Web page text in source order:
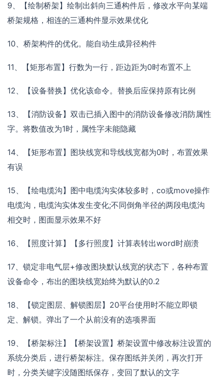
9、【绘制桥架】绘制出斜向三通构件后，修改水平向某端
桥架规格，相连的三通构件显示效果优化
10、桥架构件的优化。能自动生成异径构件
11、【矩形布置】行数为一行，距边距为0时布置不上
12、【设备替换】优化该命令。替换后应保持原有比例
13、【消防设备】双击已插入图中的消防设备修改消防属性
字。将数值改为1时，属性字未能隐藏
14、【矩形布置】图块线宽和导线线宽都为0时，布置效果
有误
15、【绘电缆沟】图中电缆沟实体较多时，co或move操作
电缆沟，电缆沟实体发生变化;不同倒角半径的两段电缆沟
相交时，图面显示效果不好
16、【照度计算】【多行照度】计算表转出word时崩溃
17、锁定非电气层+修改图块默认线宽的状态下，各种布置
设备命令，布出的图块线宽始终为默认的0.2
18、【锁定图层、解锁图层】20平台使用时不能立即锁
定、解锁。弹出了一个从前没有的选项界面
19、【桥架标注】【桥架设置】桥架设置中修改标注设置的
系统分类后，进行桥架标注。保存图纸并关闭，再次打开
时，分类关键字没随图纸保存，变回了默认的文字